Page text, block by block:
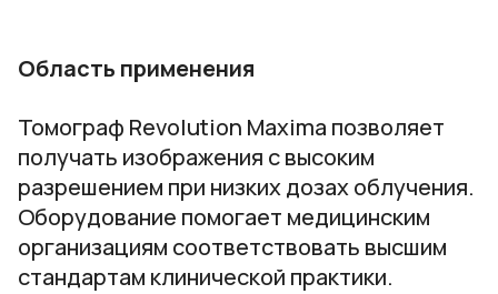
Область применения
Томограф Revolution Maxima позволяет
получать изображения с высоким
разрешением при низких дозах облучения.
Оборудование помогает медицинским
организациям соответствовать высшим
стандартам клинической практики.